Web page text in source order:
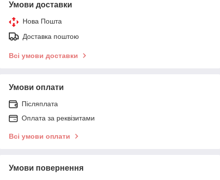
Умови доставки
Нова Пошта
Доставка поштою
Всі умови доставки
Умови оплати
Післяплата
Оплата за реквізитами
Всі умови оплати
Умови повернення